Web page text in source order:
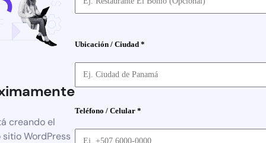
creando el
sitio WordPress
Ubicación / Ciudad *
Teléfono / Celular *